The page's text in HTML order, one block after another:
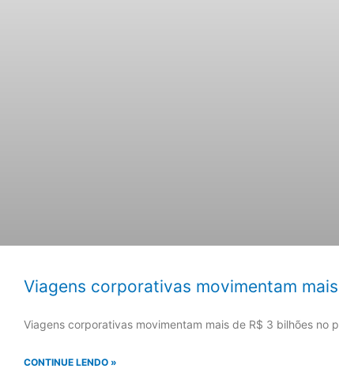
Viagens corporativas movimentam
Viagens corporativas movimentam mais de R$ 3 bilhões
CONTINUE LENDO »